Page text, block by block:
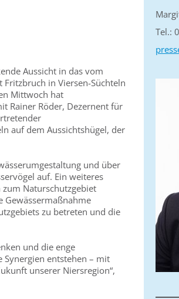
Aussicht in das vom
in Viersen-Süchteln
Mittwoch hat
Rainer Röder, Dezernent für
auf dem Aussichtshügel, der
und über
auf. Ein weiteres
Naturschutzgebiet
Gewässermaßnahme
zu betreten und die
und die enge
entstehen – mit
unserer Niersregion“,
Tel.: